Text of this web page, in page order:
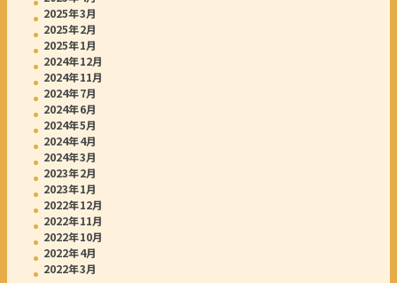
2025年3月
2025年2月
2025年1月
2024年12月
2024年11月
2024年7月
2024年6月
2024年5月
2024年4月
2024年3月
2023年2月
2023年1月
2022年12月
2022年11月
2022年10月
2022年4月
2022年3月